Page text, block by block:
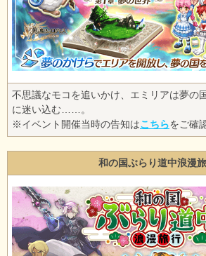
不思議なモコを追いかけ、エミリアは夢の
に迷い込む……。
※イベント開催当時の告知はこちらをご確
和の国ぶらり道中浪漫